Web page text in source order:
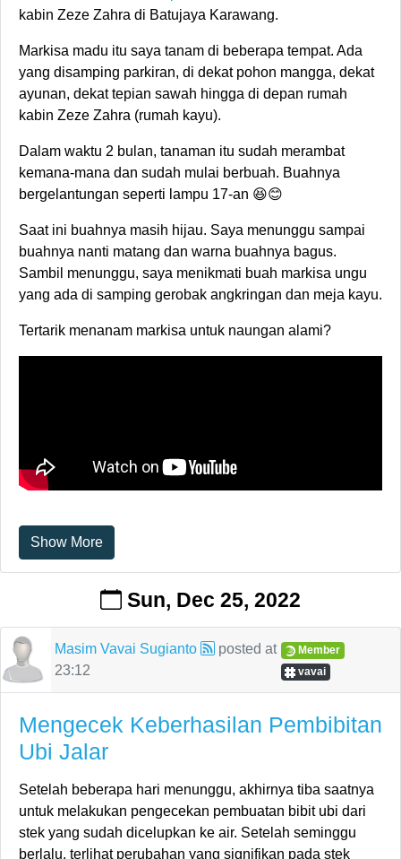
kabin Zeze Zahra di Batujaya Karawang.
Markisa madu itu saya tanam di beberapa tempat. Ada
yang disamping parkiran, di dekat pohon mangga, dekat
ayunan, dekat tepian sawah hingga di depan rumah
kabin Zeze Zahra (rumah kayu).
Dalam waktu 2 bulan, tanaman itu sudah merambat
kemana-mana dan sudah mulai berbuah. Buahnya
bergelantungan seperti lampu 17-an 😆😊
Saat ini buahnya masih hijau. Saya menunggu sampai
buahnya nanti matang dan warna buahnya bagus.
Sambil menunggu, saya menikmati buah markisa ungu
yang ada di samping gerobak angkringan dan meja kayu.
Tertarik menanam markisa untuk naungan alami?
Show More
Sun, Dec 25, 2022
Masim Vavai Sugianto
posted at
23:12
Member
vavai
Mengecek Keberhasilan Pembibitan
Ubi Jalar
Setelah beberapa hari menunggu, akhirnya tiba saatnya
untuk melakukan pengecekan pembuatan bibit ubi dari
stek yang sudah dicelupkan ke air. Setelah seminggu
berlalu, terlihat perubahan yang signifikan pada stek